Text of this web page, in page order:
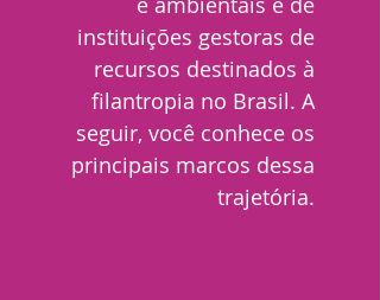
instituições gestoras de
recursos destinados à
filantropia no Brasil. A
seguir, você conhece os
principais marcos dessa
trajetória.